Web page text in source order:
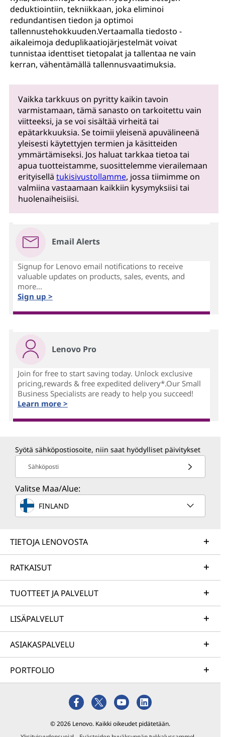
deduktiointiin, tekniikkaan, joka eliminoi
redundantisen tiedon ja optimoi
tallennustehokkuuden.Vertaamalla tiedosto -
aikaleimoja deduplikaatiojärjestelmät voivat
tunnistaa identtiset tietopalat ja tallentaa ne vain
kerran, vähentämällä tallennusvaatimuksia.
Vaikka tarkkuus on pyritty kaikin tavoin
varmistamaan, tämä sanasto on tarkoitettu vain
viitteeksi, ja se voi sisältää virheitä tai
epätarkkuuksia. Se toimii yleisenä apuvälineenä
yleisesti käytettyjen termien ja käsitteiden
ymmärtämiseksi. Jos haluat tarkkaa tietoa tai
apua tuotteistamme, suosittelemme vierailemaan
erityisellä tukisivustollamme, jossa tiimimme on
valmiina vastaamaan kaikkiin kysymyksiisi tai
huolenaiheisiisi.
Email Alerts
Signup for Lenovo email notifications to receive
valuable updates on products, sales, events, and
more...
Sign up >
Lenovo Pro
Join for free to start saving today. Unlock exclusive
pricing,rewards & free expedited delivery*.Our Small
Business Specialists are ready to help you succeed!
Learn more >
Syötä sähköpostiosoite, niin saat hyödylliset päivitykset
Sähköposti
Valitse Maa/Alue:
FINLAND
TIETOJA LENOVOSTA
RATKAISUT
TUOTTEET JA PALVELUT
LISÄPALVELUT
ASIAKASPALVELU
PORTFOLIO
© 2026 Lenovo. Kaikki oikeudet pidätetään.